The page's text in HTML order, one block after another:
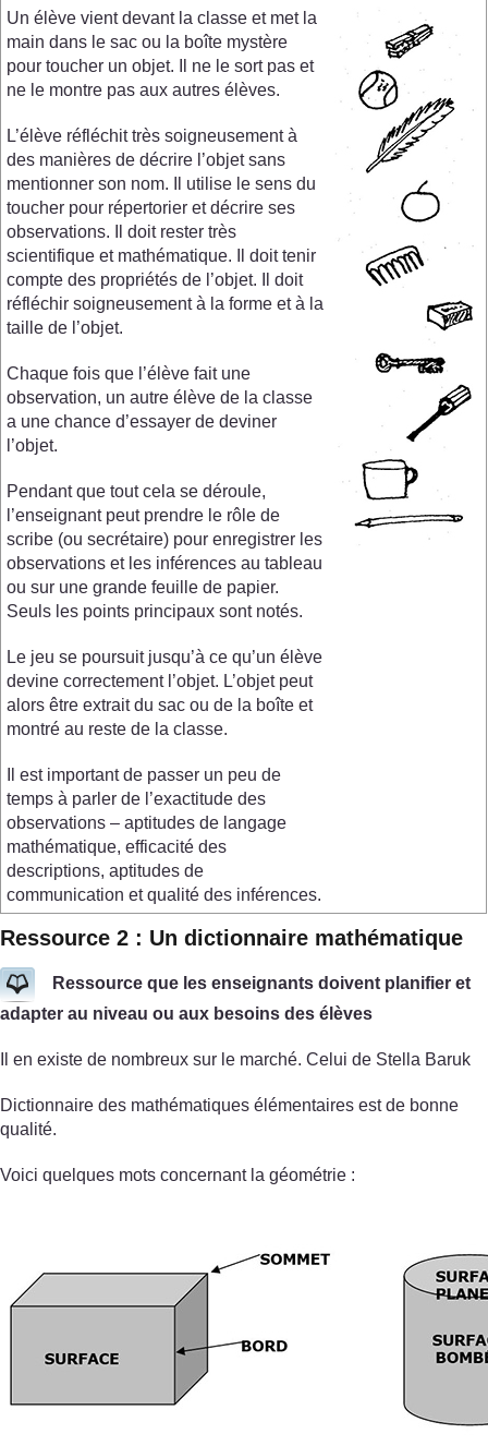
Un élève vient devant la classe et met la
main dans le sac ou la boîte mystère
pour toucher un objet. Il ne le sort pas et
ne le montre pas aux autres élèves.
L’élève réfléchit très soigneusement à
des manières de décrire l’objet sans
mentionner son nom. Il utilise le sens du
toucher pour répertorier et décrire ses
observations. Il doit rester très
scientifique et mathématique. Il doit tenir
compte des propriétés de l’objet. Il doit
réfléchir soigneusement à la forme et à la
taille de l’objet.
Chaque fois que l’élève fait une
observation, un autre élève de la classe
a une chance d’essayer de deviner
l’objet.
Pendant que tout cela se déroule,
l’enseignant peut prendre le rôle de
scribe (ou secrétaire) pour enregistrer les
observations et les inférences au tableau
ou sur une grande feuille de papier.
Seuls les points principaux sont notés.
Le jeu se poursuit jusqu’à ce qu’un élève
devine correctement l’objet. L’objet peut
alors être extrait du sac ou de la boîte et
montré au reste de la classe.
Il est important de passer un peu de
temps à parler de l’exactitude des
observations – aptitudes de langage
mathématique, efficacité des
descriptions, aptitudes de
communication et qualité des inférences.
Ressource 2 : Un dictionnaire mathématique
Ressource que les enseignants doivent planifier et
adapter au niveau ou aux besoins des élèves
Il en existe de nombreux sur le marché. Celui de Stella Baruk
Dictionnaire des mathématiques élémentaires est de bonne
qualité.
Voici quelques mots concernant la géométrie :